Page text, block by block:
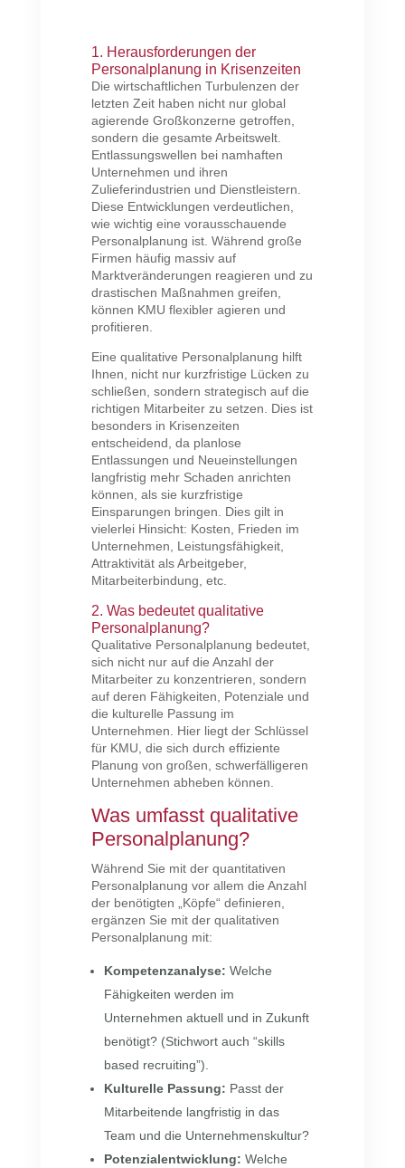
1. Herausforderungen der
Personalplanung in Krisenzeiten
Die wirtschaftlichen Turbulenzen der
letzten Zeit haben nicht nur global
agierende Großkonzerne getroffen,
sondern die gesamte Arbeitswelt.
Entlassungswellen bei namhaften
Unternehmen und ihren
Zulieferindustrien und Dienstleistern.
Diese Entwicklungen verdeutlichen,
wie wichtig eine vorausschauende
Personalplanung ist. Während große
Firmen häufig massiv auf
Marktveränderungen reagieren und zu
drastischen Maßnahmen greifen,
können KMU flexibler agieren und
profitieren.
Eine qualitative Personalplanung hilft
Ihnen, nicht nur kurzfristige Lücken zu
schließen, sondern strategisch auf die
richtigen Mitarbeiter zu setzen. Dies ist
besonders in Krisenzeiten
entscheidend, da planlose
Entlassungen und Neueinstellungen
langfristig mehr Schaden anrichten
können, als sie kurzfristige
Einsparungen bringen. Dies gilt in
vielerlei Hinsicht: Kosten, Frieden im
Unternehmen, Leistungsfähigkeit,
Attraktivität als Arbeitgeber,
Mitarbeiterbindung, etc.
2. Was bedeutet qualitative
Personalplanung?
Qualitative Personalplanung bedeutet,
sich nicht nur auf die Anzahl der
Mitarbeiter zu konzentrieren, sondern
auf deren Fähigkeiten, Potenziale und
die kulturelle Passung im
Unternehmen. Hier liegt der Schlüssel
für KMU, die sich durch effiziente
Planung von großen, schwerfälligeren
Unternehmen abheben können.
Was umfasst qualitative
Personalplanung?
Während Sie mit der quantitativen
Personalplanung vor allem die Anzahl
der benötigten „Köpfe“ definieren,
ergänzen Sie mit der qualitativen
Personalplanung mit:
Kompetenzanalyse: Welche
Fähigkeiten werden im
Unternehmen aktuell und in Zukunft
benötigt? (Stichwort auch “skills
based recruiting”).
Kulturelle Passung: Passt der
Mitarbeitende langfristig in das
Team und die Unternehmenskultur?
Potenzialentwicklung: Welche